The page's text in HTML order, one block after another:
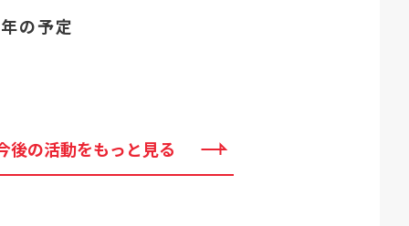
の予定
後の活動をもっと見る